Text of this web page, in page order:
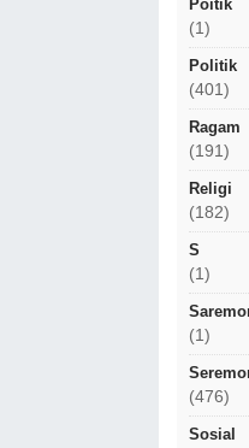
Poitik
(1)
Politik
(401)
Ragam
(191)
Religi
(182)
S
(1)
(1)
(476)
Sosial